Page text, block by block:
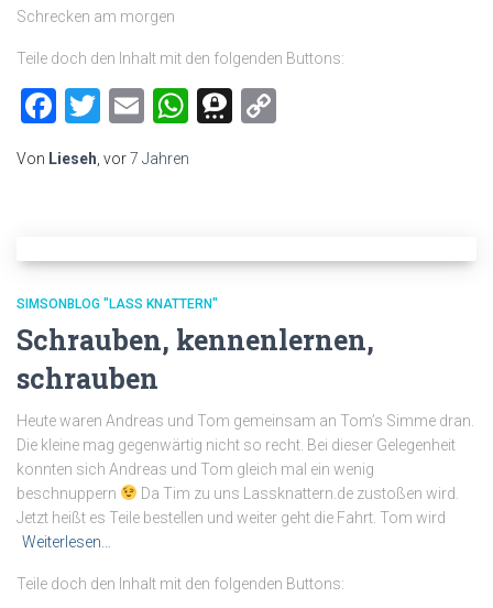
Schrecken am morgen
Teile doch den Inhalt mit den folgenden Buttons:
Facebook
Twitter
EmailWhatsApp
Threema
Von Lieseh , vor7 Jahren
SIMSONBLOG "LASS KNATTERN"
Schrauben, kennenlernen,
schrauben
Heute waren Andreas und Tom gemeinsam an Tom’s Simme dran.
Die kleine mag gegenwärtig nicht so recht. Bei dieser Gelegenheit
konnten sich Andreas und Tom gleich mal ein wenig
beschnuppern
Da Tim zu uns Lassknattern.de zustoßen wird.
Jetzt heißt es Teile bestellen und weiter geht die Fahrt. Tom wird
Weiterlesen…
Teile doch den Inhalt mit den folgenden Buttons: